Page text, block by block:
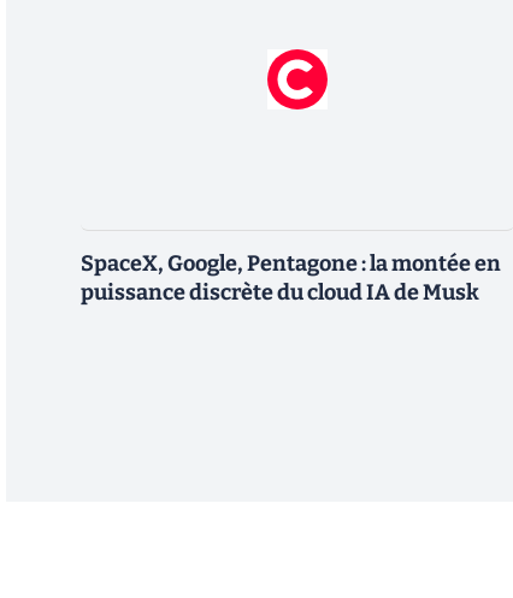
SpaceX, Google, Pentagone : la montée en
puissance discrète du cloud IA de Musk